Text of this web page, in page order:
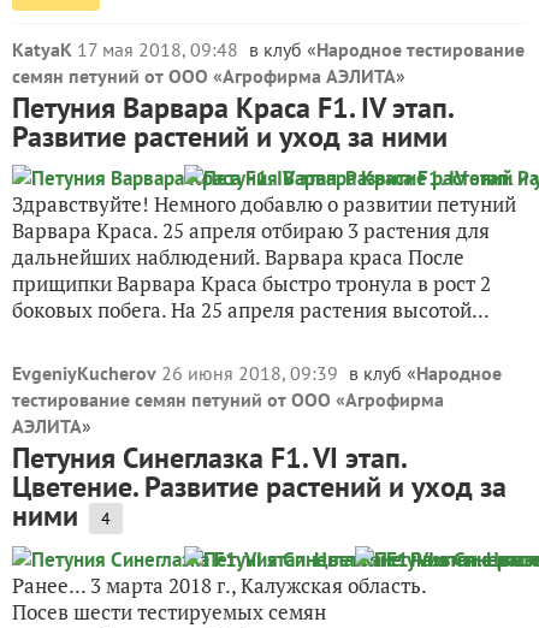
KatyaK 17 мая 2018, 09:48 в клуб «Народное тестирование
семян петуний от ООО «Агрофирма АЭЛИТА»
Петуния Варвара Краса F1. IV этап.
Развитие растений и уход за ними
Здравствуйте! Немного добавлю о развитии петуний
Варвара Краса. 25 апреля отбираю 3 растения для
дальнейших наблюдений. Варвара краса После
прищипки Варвара Краса быстро тронула в рост 2
боковых побега. На 25 апреля растения высотой...
EvgeniyKucherov 26 июня 2018, 09:39 в клуб «Народное
тестирование семян петуний от ООО «Агрофирма
АЭЛИТА»
Петуния Синеглазка F1. VI этап.
Цветение. Развитие растений и уход за
ними 4
Ранее... 3 марта 2018 г., Калужская область.
Посев шести тестируемых семян